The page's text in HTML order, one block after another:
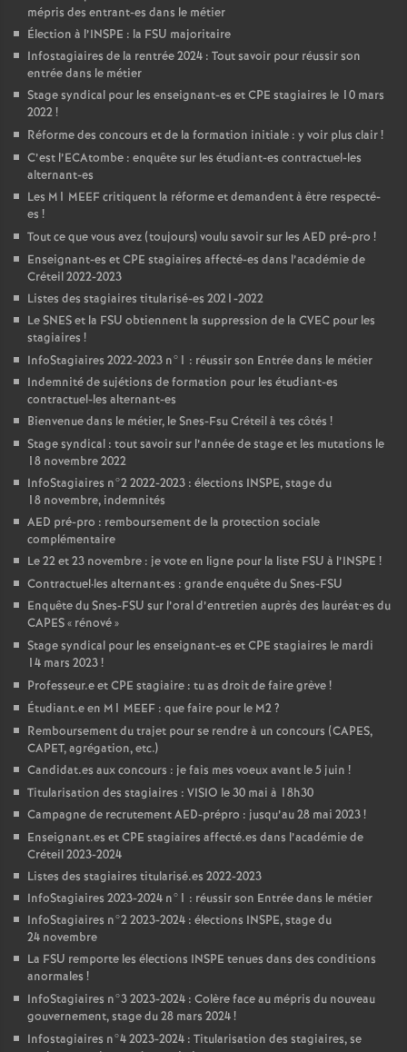
mépris des entrant-es dans le métier
Élection à l’INSPE : la FSU majoritaire
Infostagiaires de la rentrée 2024 : Tout savoir pour réussir son
entrée dans le métier
Stage syndical pour les enseignant-es etCPE stagiaires le 10 mars
2022!
Réforme des concours et de la formation initiale : y voir plus clair!
C’est l’ECAtombe : enquête sur les étudiant-es contractuel-les
alternant-es
Les M1 MEEFcritiquent la réforme et demandent à être respecté-
es !
Tout ce que vous avez (toujours) voulu savoir sur les AED pré-pro !
Enseignant-es etCPE stagiaires affecté-es dans l’académie de
Créteil 2022-2023
Listes des stagiaires titularisé-es 2021-2022
LeSNESet la FSU obtiennent la suppression de la CVEC pour les
stagiaires !
InfoStagiaires 2022-2023 n°1 : réussir son Entrée dans le métier
Indemnité de sujétions de formation pour les étudiant-es
contractuel-les alternant-es
Bienvenue dans le métier, le Snes-Fsu Créteil à tes côtés !
Stage syndical : tout savoir sur l’année de stage et les mutations le
18 novembre 2022
InfoStagiaires n°2 2022-2023 : élections INSPE, stage du
18 novembre, indemnités
AED pré-pro : remboursement de la protection sociale
complémentaire
Le 22 et 23 novembre : je vote en ligne pour la liste FSU à l’INSPE !
Contractuel·les alternant·es : grande enquête du Snes-FSU
Enquête du Snes-FSU sur l’oral d’entretien auprès des lauréat•es du
CAPES« rénové»
Stage syndical pour les enseignant-es etCPE stagiaires le mardi
14 mars 2023!
Professeur.e etCPE stagiaire : tu as droit de faire grève!
Étudiant.e en M1 MEEF : que faire pour le M2?
Remboursement du trajet pour se rendre à un concours (CAPES,
CAPET, agrégation, etc.)
Candidat.es aux concours : je fais mes voeux avant le 5 juin !
Titularisation des stagiaires : VISIO le 30 mai à 18h30
Campagne de recrutementAED-prépro : jusqu’au 28 mai 2023!
Enseignant.es etCPE stagiaires affecté.es dans l’académie de
Créteil 2023-2024
Listes des stagiaires titularisé.es 2022-2023
InfoStagiaires 2023-2024 n°1 : réussir son Entrée dans le métier
InfoStagiaires n°2 2023-2024 : élections INSPE, stage du
24 novembre
La FSU remporte les élections INSPE tenues dans des conditions
anormales !
InfoStagiaires n°3 2023-2024 : Colère face au mépris du nouveau
gouvernement, stage du 28 mars 2024!
Infostagiaires n°4 2023-2024 : Titularisation des stagiaires, se